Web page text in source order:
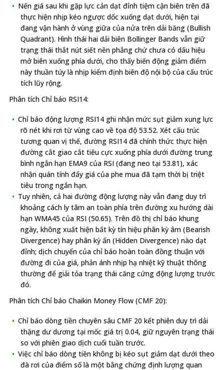
Nến giá sau khi gặp lực cản dạt đỉnh tiệm cận biên trên đã
thực hiện nhịp kéo ngược dốc xuống dạt dưới, hiện tại
đang vận hành ở vùng giữa của nửa trên dải băng (Bullish
Quadrant). Hình thái hai dải biên Bollinger Bands vẫn giữ
trạng thái thắt nút siết nền phẳng chứ chưa có dấu hiệu
mở biên xuống phía dưới, cho thấy biến động giảm điểm
này thuần túy là nhịp kiểm định biên độ nội bộ của cấu trúc
tích lũy rộng.
Phân tích Chỉ báo RSI14:
Chỉ báo động lượng RSI14 ghi nhận mức sụt giảm xung lực
rõ nét khi rơi từ vùng cao về tọa độ 53.52. Xét cấu trúc
tương quan vị thế, đường RSI14 đã chính thức thực hiện
đường cắt giao cắt tiêu cực xuống phía dưới đường trung
bình ngắn hạn EMA9 của RSI (đang neo tại 53.81), xác
nhận quán tính đẩy giá của phe mua đã tạm thời bị triệt
tiêu trong ngắn hạn.
Tuy nhiên, cả hai đường động lượng này vẫn đang duy trì
khoảng cách ly tâm an toàn phía trên đường xu hướng dài
hạn WMA45 của RSI (50.65). Trên đồ thị chỉ báo khung
ngày, không xuất hiện bất kỳ tín hiệu phân kỳ âm (Bearish
Divergence) hay phân kỳ ẩn (Hidden Divergence) nào dạt
đỉnh; dịch chuyển của chỉ báo hoàn toàn đồng thuận với
đường đi của giá, phản ánh nhịp hạ nhiệt kỹ thuật thông
thường để giải tỏa trạng thái căng cứng động lượng trước
đó.
Phân tích Chỉ báo Chaikin Money Flow (CMF 20):
Chỉ báo dòng tiền chuyên sâu CMF 20 kết phiên duy trì dải
thặng dư dương tại mốc giá trị 0.04, giữ nguyên trạng thái
so với phiên giao dịch cuối tuần trước.
Việc chỉ báo dòng tiền không bị kéo sụt giảm dạt dưới theo
đà rơi của điểm số là một bằng chứng định lượng quan